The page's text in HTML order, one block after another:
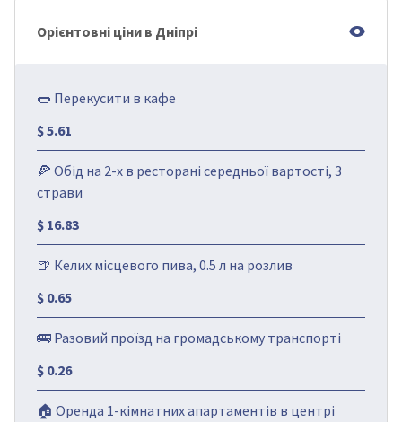
Орієнтовні ціни в Дніпрі
🌭 Перекусити в кафе
$ 5.61
🍕 Обід на 2-х в ресторані середньої вартості, 3
страви
$ 16.83
🍺 Келих місцевого пива, 0.5 л на розлив
$ 0.65
🚌 Разовий проїзд на громадському транспорті
$ 0.26
🏠 Оренда 1-кімнатних апартаментів в центрі